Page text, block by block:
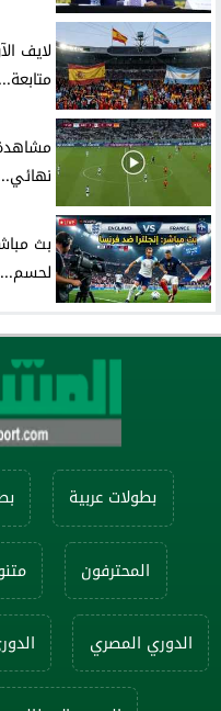
لايف
متابعة...
مشاهدة
بث
لحسم...
بطولات عربية
المحترفون
الدوري المصري